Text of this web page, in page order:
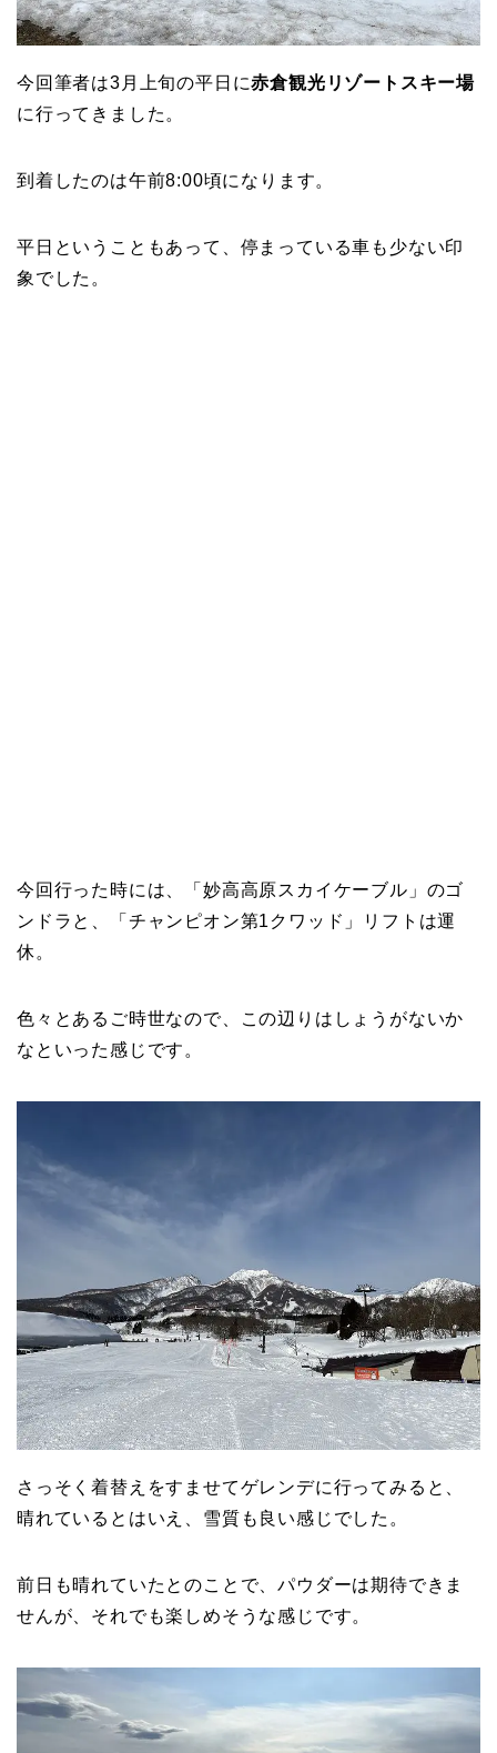
今回筆者は3月上旬の平日に赤倉観光リゾートスキー場
に行ってきました。
到着したのは午前8:00頃になります。
平日ということもあって、停まっている車も少ない印
象でした。
今回行った時には、「妙高高原スカイケーブル」のゴ
ンドラと、「チャンピオン第1クワッド」リフトは運
休。
色々とあるご時世なので、この辺りはしょうがないか
なといった感じです。
さっそく着替えをすませてゲレンデに行ってみると、
晴れているとはいえ、雪質も良い感じでした。
前日も晴れていたとのことで、パウダーは期待できま
せんが、それでも楽しめそうな感じです。